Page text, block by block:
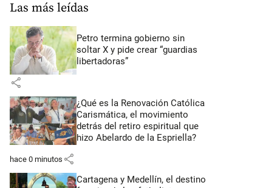
Las más leídas
Petro termina gobierno sin
soltar X y pide crear “guardias
libertadoras”
share
¿Qué es la Renovación Católica
Carismática, el movimiento
detrás del retiro espiritual que
hizo Abelardo de la Espriella?
hace 0 minutos share
Cartagena y Medellín, el destino